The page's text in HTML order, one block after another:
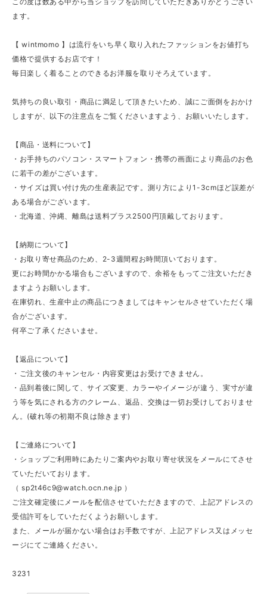
ます。
【 wintmomo 】は流行をいち早く取り入れたファッションをお値打ち
価格で提供するお店です！
毎日楽しく着ることのできるお洋服を取りそろえています。
気持ちの良い取引・商品に満足して頂きたいため、誠にご面倒をおかけ
しますが、以下の注意点をご覧くださいますよう、お願いいたします。
【商品・送料について】
・お手持ちのパソコン・スマートフォン・携帯の画面により商品のお色
に若干の差がございます。
・サイズは買い付け先の生産表記です。測り方により1-3cmほど誤差が
ある場合がございます。
・北海道、沖縄、離島は送料プラス2500円頂戴しております。
【納期について】
・お取り寄せ商品のため、2-3週間程お時間頂いております。
更にお時間かかる場合もございますので、余裕をもってご注文いただき
ますようお願いします。
在庫切れ、生産中止の商品につきましてはキャンセルさせていただく場
合がございます。
何卒ご了承くださいませ。
【返品について】
・ご注文後のキャンセル・内容変更はお受けできません。
・品到着後に関して、サイズ変更、カラーやイメージが違う、実寸が違
う等を気にされる方のクレーム、返品、交換は一切お受けしておりませ
ん。(破れ等の初期不良は除きます)
【ご連絡について】
・ショップご利用時にあたりご案内やお取り寄せ状況をメールにてさせ
ていただいております。
（sp2t46c9@watch.ocn.ne.jp ）
ご注文確定後にメールを配信させていただきますので、上記アドレスの
受信許可をしていただくようお願いします。
また、メールが届かない場合はお手数ですが、上記アドレス又はメッセ
ージにてご連絡ください。
3231